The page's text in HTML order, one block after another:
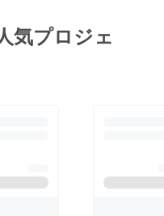
気プロジェ